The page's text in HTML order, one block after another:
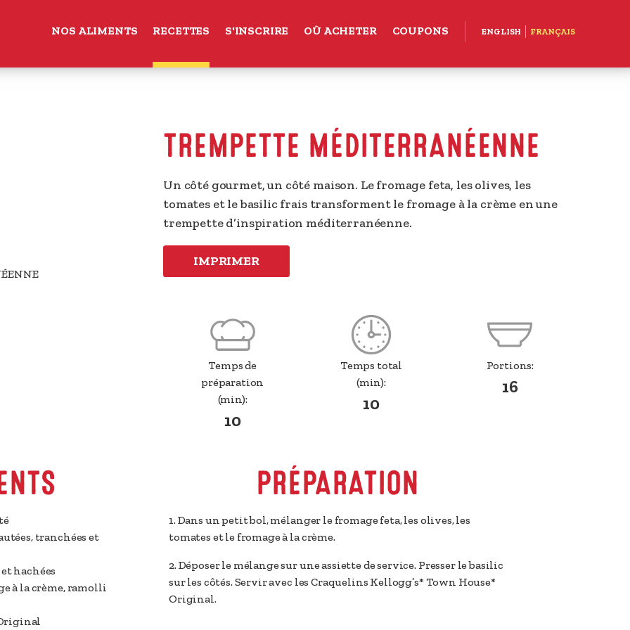
NOS ALIMENTS RECETTES S'INSCRIRE OÙ ACHETER COUPONS ENGLISH FRANÇAIS
TREMPETTE MÉDITERRANÉENNE
Un côté gourmet, un côté maison. Le fromage feta, les olives, les
tomates et le basilic frais transforment le fromage à la crème en une
trempette d’inspiration méditerranéenne.
IMPRIMER
Temps de
préparation
(min):
10
Temps total
(min):
10
Portions:
16
tranchées et
hachées
à la crème, ramolli
PRÉPARATION
1. Dans un petit bol, mélanger le fromage feta, les olives, les
tomates et le fromage à la crème.
2. Déposer le mélange sur une assiette de service. Presser le basilic
sur les côtés. Servir avec les Craquelins Kellogg’s* Town House*
Original.